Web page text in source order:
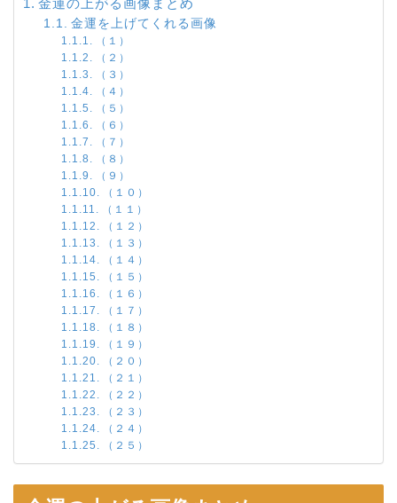
金運の上がる画像まとめ
金運を上げてくれる画像
（１）
（２）
（３）
（４）
（５）
（６）
（７）
（８）
（９）
（１０）
（１１）
（１２）
（１３）
（１４）
（１５）
（１６）
（１７）
（１８）
（１９）
（２０）
（２１）
（２２）
（２３）
（２４）
（２５）